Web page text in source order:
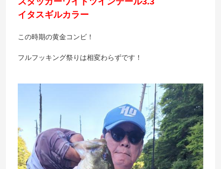
イタスギルカラー
この時期の黄金コンビ！
フルフッキング祭りは相変わらずです！